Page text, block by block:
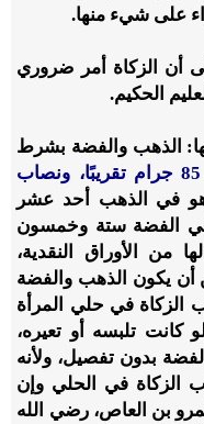
على شيء منها.
أن الزكاة أمر ضروري
الحكيم.
الذهب والفضة بشرط
نصاب الذهب يساوي 85 جرام تقريبًا، ونصاب
في الذهب أحد عشر
وفي الفضة ستة وخمسون
من الأوراق النقدية،
أن يكون الذهب والفضة
الزكاة في حلي المرأة
كانت تلبسه أو تعيره،
بدون تفصيل، ولأنه
في الحلي وإن
بن العاص، رضي الله